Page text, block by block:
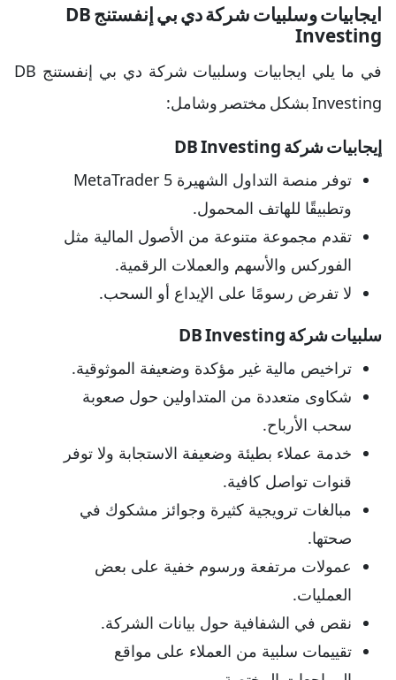
ايجابيات وسلبيات شركة دي بي إنفستنج DB
Investing
في ما يلي ايجابيات وسلبيات شركة دي بي إنفستنج DB
Investing بشكل مختصر وشامل:
إيجابيات شركة DB Investing
توفر منصة التداول الشهيرة MetaTrader 5
وتطبيقًا للهاتف المحمول.
تقدم مجموعة متنوعة من الأصول المالية مثل
الفوركس والأسهم والعملات الرقمية.
لا تفرض رسومًا على الإيداع أو السحب.
سلبيات شركة DB Investing
تراخيص مالية غير مؤكدة وضعيفة الموثوقية.
شكاوى متعددة من المتداولين حول صعوبة
سحب الأرباح.
خدمة عملاء بطيئة وضعيفة الاستجابة ولا توفر
قنوات تواصل كافية.
مبالغات ترويجية كثيرة وجوائز مشكوك في
صحتها.
عمولات مرتفعة ورسوم خفية على بعض
العمليات.
نقص في الشفافية حول بيانات الشركة.
تقييمات سلبية من العملاء على مواقع